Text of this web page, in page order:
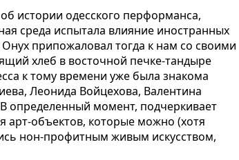
истории одесского перформанса,
среда испытала влияние иностранных
припожаловал тогда к нам со своими
хлеб в восточной печке-тандыре
к тому времени уже была знакома
Леонида Войцехова, Валентина
определенный момент, подчеркивает
арт-объектов, которые можно (хотя
нон-профитным живым искусством,